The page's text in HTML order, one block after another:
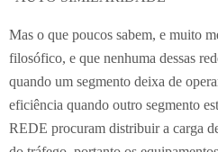
Mas o que poucos sabem, e muito
filosófico, e que nenhuma dessas
quando um segmento deixa de
eficiência quando outro segmento
REDE procuram distribuir a carga